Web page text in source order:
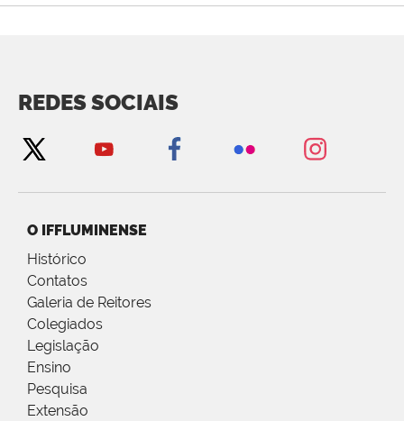
REDES SOCIAIS
O IFFLUMINENSE
Histórico
Contatos
Galeria de Reitores
Colegiados
Legislação
Ensino
Pesquisa
Extensão